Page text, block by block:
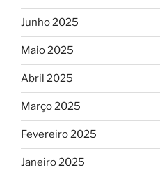
Junho 2025
Maio 2025
Abril 2025
Março 2025
Fevereiro 2025
Janeiro 2025